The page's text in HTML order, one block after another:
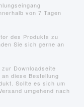
von 7 Tagen
des Produkts zu
Sie sich gerne an
Downloadseite
diese Bestellung
Sollte es sich um
umgehend nach